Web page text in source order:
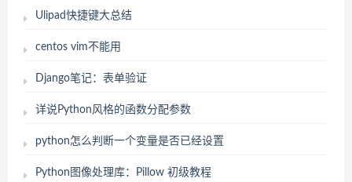
Ulipad快捷键大总结
centos vim不能用
Django笔记：表单验证
详说Python风格的函数分配参数
python怎么判断一个变量是否已经设置
Python图像处理库：Pillow 初级教程